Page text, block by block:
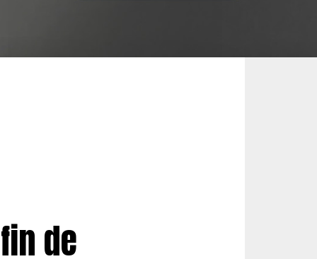
de